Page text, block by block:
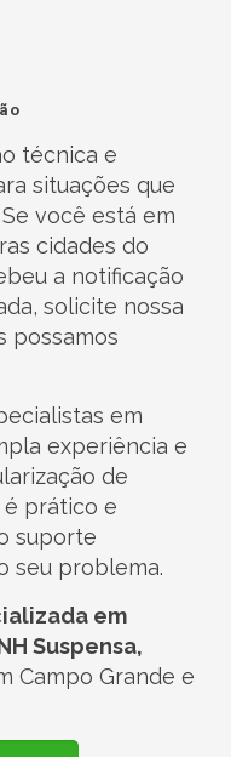
técnica e
situações que
você está em
cidades do
a notificação
solicite nossa
possamos
em
experiência e
de
é prático e
suporte
seu problema.
em
Suspensa,
Campo Grande e